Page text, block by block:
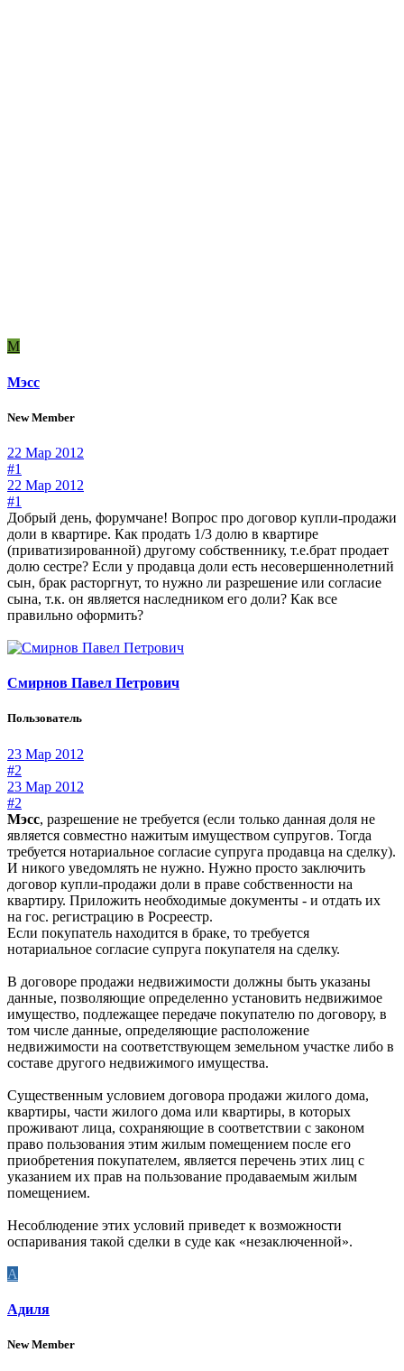
М
Мэсс
New Member
22 Мар 2012
#1
22 Мар 2012
#1
Добрый день, форумчане! Вопрос про договор купли-продажи
доли в квартире. Как продать 1/3 долю в квартире
(приватизированной) другому собственнику, т.е.брат продает
долю сестре? Если у продавца доли есть несовершеннолетний
сын, брак расторгнут, то нужно ли разрешение или согласие
сына, т.к. он является наследником его доли? Как все
правильно оформить?
Смирнов Павел Петрович
Пользователь
23 Мар 2012
#2
23 Мар 2012
#2
Мэсс, разрешение не требуется (если только данная доля не
является совместно нажитым имуществом супругов. Тогда
требуется нотариальное согласие супруга продавца на сделку).
И никого уведомлять не нужно. Нужно просто заключить
договор купли-продажи доли в праве собственности на
квартиру. Приложить необходимые документы - и отдать их
на гос. регистрацию в Росреестр.
Если покупатель находится в браке, то требуется
нотариальное согласие супруга покупателя на сделку.
В договоре продажи недвижимости должны быть указаны
данные, позволяющие определенно установить недвижимое
имущество, подлежащее передаче покупателю по договору, в
том числе данные, определяющие расположение
недвижимости на соответствующем земельном участке либо в
составе другого недвижимого имущества.
Существенным условием договора продажи жилого дома,
квартиры, части жилого дома или квартиры, в которых
проживают лица, сохраняющие в соответствии с законом
право пользования этим жилым помещением после его
приобретения покупателем, является перечень этих лиц с
указанием их прав на пользование продаваемым жилым
помещением.
Несоблюдение этих условий приведет к возможности
оспаривания такой сделки в суде как «незаключенной».
А
Адиля
New Member